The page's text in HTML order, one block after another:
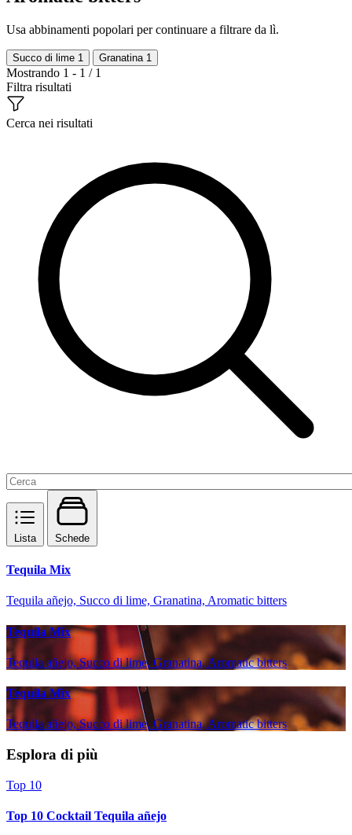
Usa abbinamenti popolari per continuare a filtrare da lì.
Succo di lime 1 Granatina 1
Mostrando 1 - 1 / 1
Filtra risultati
Cerca nei risultati
Lista Schede
Tequila Mix
Tequila añejo, Succo di lime, Granatina, Aromatic bitters
Tequila Mix
Tequila añejo, Succo di lime, Granatina, Aromatic bitters
Tequila Mix
Tequila añejo, Succo di lime, Granatina, Aromatic bitters
Esplora di più
Top 10
Top 10 Cocktail Tequila añejo